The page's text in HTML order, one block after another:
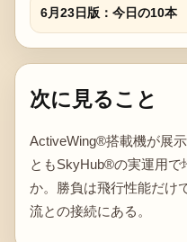
6月23日版：今日の10本
次に見ること
ActiveWing®搭載機が展
ともSkyHub®の実運用で
か。勝負は飛行性能だけ
流との接続にある。